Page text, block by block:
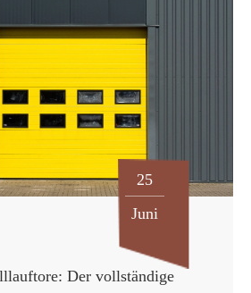
erwarten. Bei einem
lautet die Hauptfrage nicht nur:
dieser Größe?“, sondern auch: Sind
Sensoranordnung und
der Installation für das Tor geeignet?
können die Effizienz
25
Juni
Der vollständige